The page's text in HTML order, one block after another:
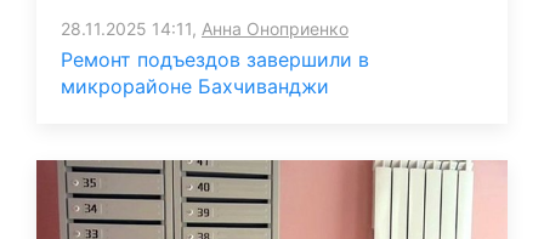
28.11.2025 14:11, Анна Оноприенко
Ремонт подъездов завершили в
микрорайоне Бахчиванджи